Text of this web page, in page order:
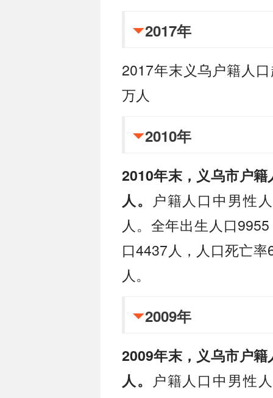
2017年
2017年末义乌户籍人
万人
2010年
2010年末，义乌市户
人。
户籍人口中男性
人。全年出生人口
口4437人，人口死亡
人。
2009年
2009年末，义乌市户
人。
户籍人口中男性